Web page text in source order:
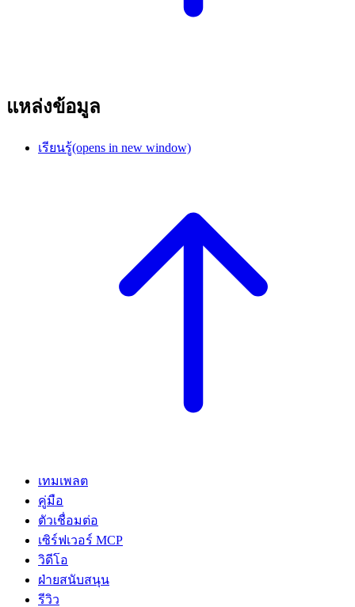
แหล่งข้อมูล
เรียนรู้(opens in new window)
เทมเพลต
คู่มือ
ตัวเชื่อมต่อ
เซิร์ฟเวอร์ MCP
วิดีโอ
ฝ่ายสนับสนุน
รีวิว